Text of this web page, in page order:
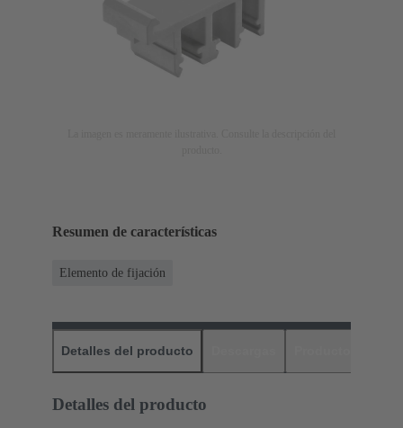
Resumen de características
Elemento de fijación
Detalles del producto
Detalles del producto